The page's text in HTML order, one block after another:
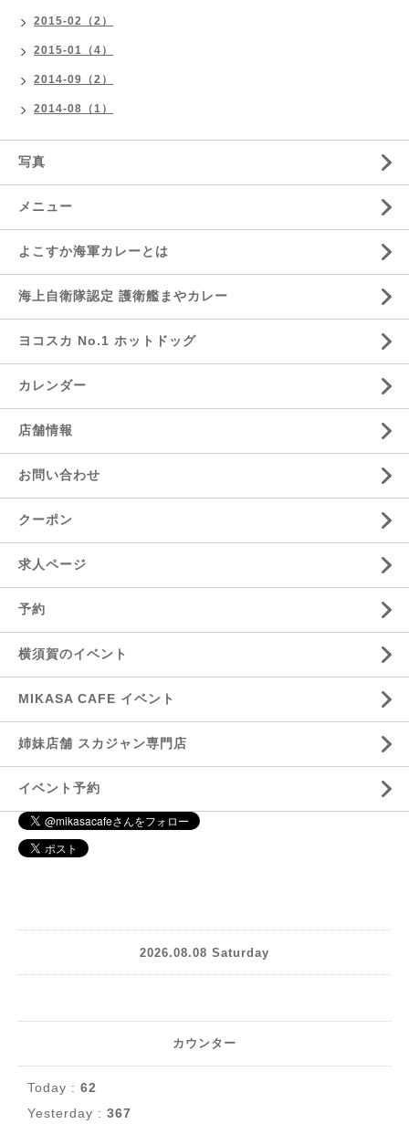
2015-02（2）
2015-01（4）
2014-09（2）
2014-08（1）
写真
メニュー
よこすか海軍カレーとは
海上自衛隊認定 護衛艦まやカレー
ヨコスカ No.1 ホットドッグ
カレンダー
店舗情報
お問い合わせ
クーポン
求人ページ
予約
横須賀のイベント
MIKASA CAFE イベント
姉妹店舗 スカジャン専門店
イベント予約
2026.08.08 Saturday
カウンター
Today : 62
Yesterday : 367